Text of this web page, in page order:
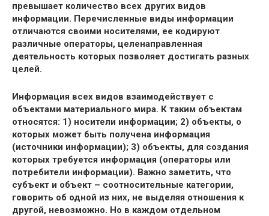
превышает количество всех других видов
информации. Перечисленные виды информации
отличаются своими носителями, ее кодируют
различные операторы, целенаправленная
деятельность которых позволяет достигать разных
целей.
Информация всех видов взаимодействует с
объектами материального мира. К таким объектам
относятся: 1) носители информации; 2) объекты, о
которых может быть получена информация
(источники информации); 3) объекты, для создания
которых требуется информация (операторы или
потребители информации). Важно заметить, что
субъект и объект – соотносительные категории,
говорить об одной из них, не выделяя отношения к
другой, невозможно. Но в каждом отдельном